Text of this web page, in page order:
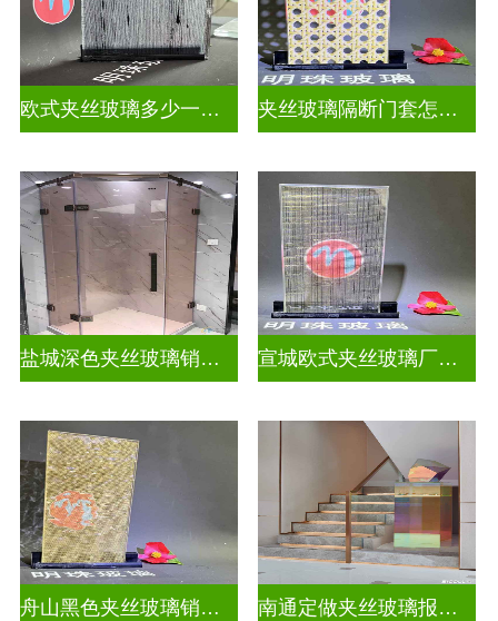
欧式夹丝玻璃多少一平米 夹丝玻璃隔断门套怎么安装
盐城深色夹丝玻璃销售招聘 宣城欧式夹丝玻璃厂家在哪里
舟山黑色夹丝玻璃销售店 南通定做夹丝玻璃报价表